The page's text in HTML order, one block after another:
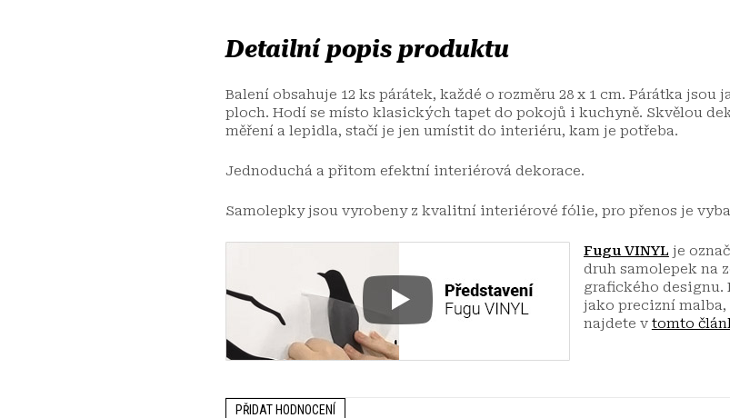
Detailní popis produktu
Balení obsahuje 12 ks párátek, každé o rozměru 28 x 1 cm. Párátka
ploch. Hodí se místo klasických tapet do pokojů i kuchyně. Skvělou
měření a lepidla, stačí je jen umístit do interiéru, kam je potřeba.
Jednoduchá a přitom efektní interiérová dekorace.
Samolepky jsou vyrobeny z kvalitní interiérové fólie, pro přenos je
Fugu VINYL je
druh samolepek na
grafického designu.
jako precizní
najdete v tomto
PŘIDAT HODNOCENÍ